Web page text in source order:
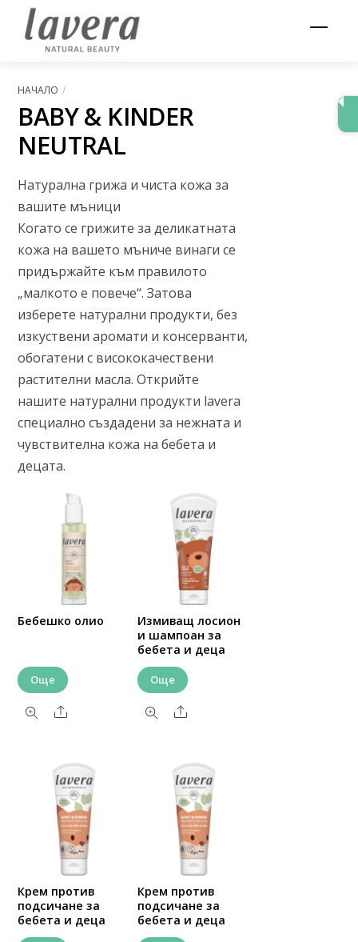
НАЧАЛО
BABY & KINDER
NEUTRAL
Натурална грижа и чиста кожа за
вашите мъници
Когато се грижите за деликатната
кожа на вашето мъниче винаги се
придържайте към правилото
„малкото е повече“. Затова
изберете натурални продукти, без
изкуствени аромати и консерванти,
обогатени с висококачествени
растителни масла. Открийте
нашите натурални продукти lavera
специално създадени за нежната и
чувствителна кожа на бебета и
децата.
Бебешко олио
Още
Share
Измиващ лосион
и шампоан за
бебета и деца
Още
Share
Крем против
подсичане за
бебета и деца
Крем против
подсичане за
бебета и деца